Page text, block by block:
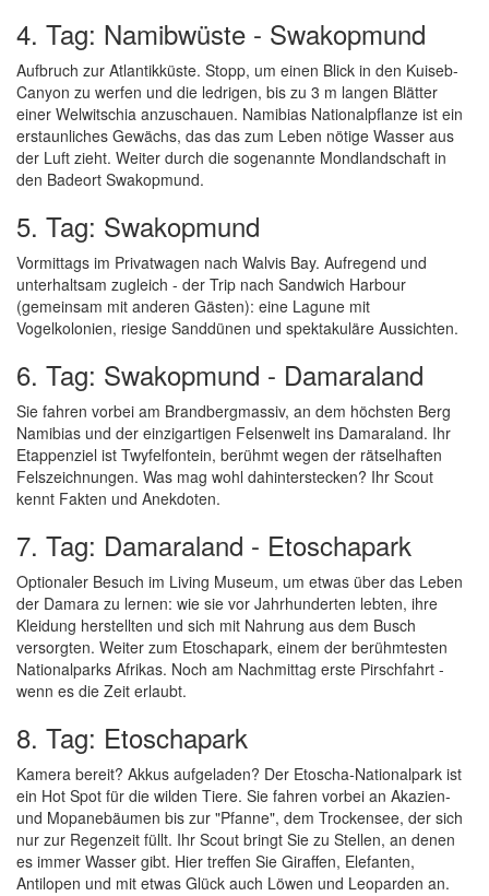
4. Tag: Namibwüste - Swakopmund
Aufbruch zur Atlantikküste. Stopp, um einen Blick in den Kuiseb-
Canyon zu werfen und die ledrigen, bis zu 3 m langen Blätter
einer Welwitschia anzuschauen. Namibias Nationalpflanze ist ein
erstaunliches Gewächs, das das zum Leben nötige Wasser aus
der Luft zieht. Weiter durch die sogenannte Mondlandschaft in
den Badeort Swakopmund.
5. Tag: Swakopmund
Vormittags im Privatwagen nach Walvis Bay. Aufregend und
unterhaltsam zugleich - der Trip nach Sandwich Harbour
(gemeinsam mit anderen Gästen): eine Lagune mit
Vogelkolonien, riesige Sanddünen und spektakuläre Aussichten.
6. Tag: Swakopmund - Damaraland
Sie fahren vorbei am Brandbergmassiv, an dem höchsten Berg
Namibias und der einzigartigen Felsenwelt ins Damaraland. Ihr
Etappenziel ist Twyfelfontein, berühmt wegen der rätselhaften
Felszeichnungen. Was mag wohl dahinterstecken? Ihr Scout
kennt Fakten und Anekdoten.
7. Tag: Damaraland - Etoschapark
Optionaler Besuch im Living Museum, um etwas über das Leben
der Damara zu lernen: wie sie vor Jahrhunderten lebten, ihre
Kleidung herstellten und sich mit Nahrung aus dem Busch
versorgten. Weiter zum Etoschapark, einem der berühmtesten
Nationalparks Afrikas. Noch am Nachmittag erste Pirschfahrt -
wenn es die Zeit erlaubt.
8. Tag: Etoschapark
Kamera bereit? Akkus aufgeladen? Der Etoscha-Nationalpark ist
ein Hot Spot für die wilden Tiere. Sie fahren vorbei an Akazien-
und Mopanebäumen bis zur "Pfanne", dem Trockensee, der sich
nur zur Regenzeit füllt. Ihr Scout bringt Sie zu Stellen, an denen
es immer Wasser gibt. Hier treffen Sie Giraffen, Elefanten,
Antilopen und mit etwas Glück auch Löwen und Leoparden an.